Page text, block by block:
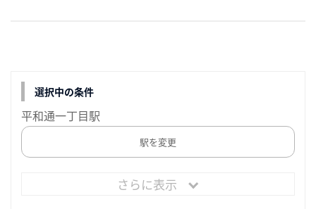
選択中の条件
平和通一丁目駅
駅を変更
さらに表示